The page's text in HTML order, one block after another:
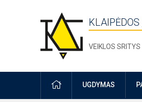
VEIKLOS SRITYS
PRADŽIAUGDYMAS